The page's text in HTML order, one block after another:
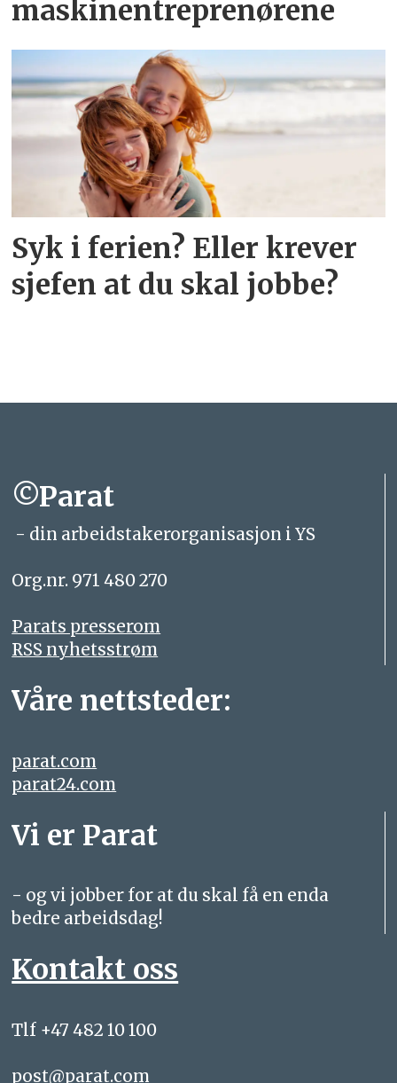
maskinentreprenørene
Syk i ferien? Eller krever
sjefen at du skal jobbe?
©Parat
- din arbeidstakerorganisasjon i YS
Org.nr. 971 480 270
Parats presserom
RSS nyhetsstrøm
Våre nettsteder:
parat.com
parat24.com
Vi er Parat
- og vi jobber for at du skal få en enda
bedre arbeidsdag!
Kontakt oss
Tlf +47 482 10 100
post@parat.com